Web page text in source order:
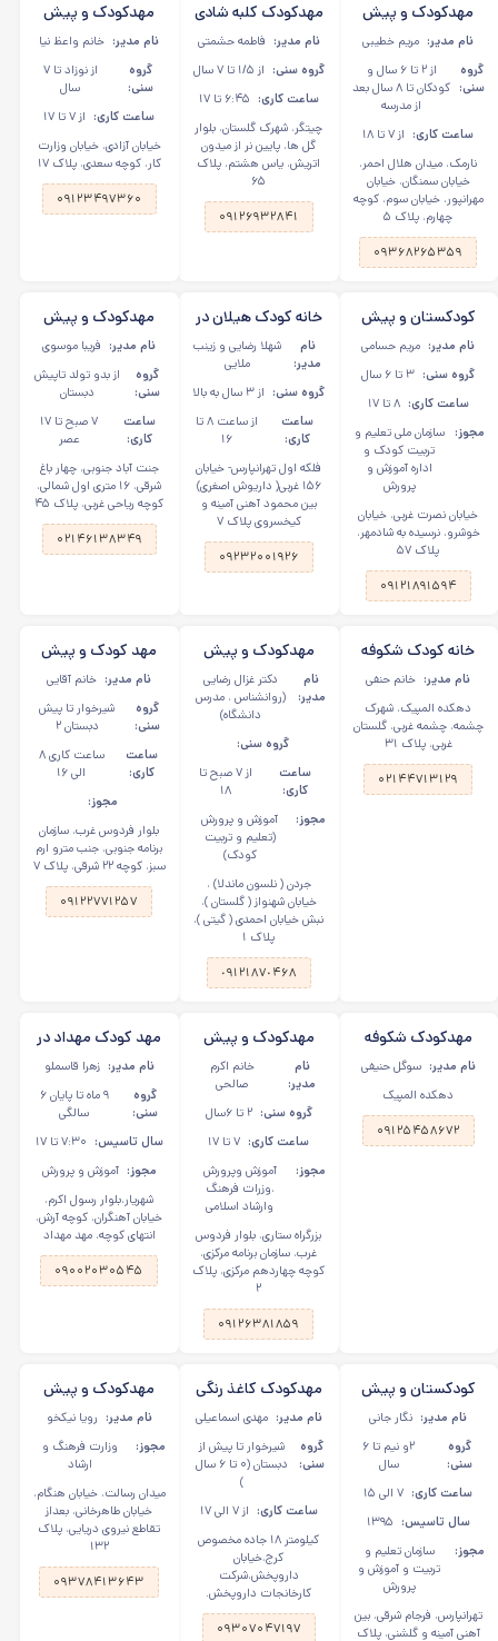
مهدکودک و پیش
دبستانی طوطک در
نارمک
نام مدیر: مریم خطیبی
گروه
سنی:
از ۲ تا ۶ سال و
کودکان تا ۸ سال بعد
از مدرسه
ساعت کاری: از ۷ تا ۱۸
نارمک، میدان هلال احمر،
خیابان سمنگان، خیابان
مهرانپور، خیابان سوم، کوچه
چهارم، پلاک ۵
۰۹۳۶۸۲۶۵۳۵۹
مهدکودک کلبه شادی
در گلستان، میدان
اتریش
نام مدیر: فاطمه حشمتی
گروه سنی: از ۱/۵ تا ۷ سال
ساعت کاری: ۶:۴۵ تا ۱۷
چیتگر، شهرک گلستان، بلوار
گل ها، پایین نر از میدون
اتریش، یاس هشتم، پلاک
۶۵
۰۹۱۲۶۹۳۲۸۴۱
مهدکودک و پیش
دبستانی نیک مهر در
نام مدیر: خانم واعظ نیا
گروه
سنی:
از نوزاد تا ۷
سال
ساعت کاری: از ۷ تا ۱۷
خیابان آزادی، خیابان وزارت
کار، کوچه سعدی، پلاک ۱۷
۰۹۱۲۳۴۹۷۳۶۰
کودکستان و پیش
دبستانی مهر ایران در
ستارخان، میدان
توحید
نام مدیر: مریم حسامی
گروه سنی: ۳ تا ۶ سال
ساعت کاری: ۸ تا ۱۷
مجوز:
سازمان ملی تعلیم و
تربیت کودک و
اداره آموزش و
پرورش
خیابان نصرت غربی، خیابان
خوشرو، نرسیده به شادمهر،
پلاک ۵۷
۰۹۱۲۱۸۹۱۵۹۴
خانه کودک هیلان در
تهرانپارس
نام
مدیر:
شهلا رضایی و زینب
ملایی
گروه سنی: از ۳ سال به بالا
ساعت
کاری:
از ساعت ۸ تا
۱۶
فلکه اول تهرانپارس- خیابان
۱۵۶ غربی( داریوش اصغری)
بین محمود آهنی آمینه و‌
کیخسروی پلاک ۷
۰۹۲۳۲۰۰۱۹۲۶
مهدکودک و پیش
دبستانی مهر سپهر در
نام مدیر: فریبا موسوی
گروه
سنی:
از بدو تولد تاپیش
دبستان
ساعت
کاری:
۷ صبح تا ۱۷
عصر
جنت آباد جنوبی، چهار باغ
شرقی، ۱۶ متری اول شمالی،
کوچه ریاحی غربی، پلاک ۴۵
۰۲۱۴۶۱۳۸۳۴۹
خانه کودک شکوفه
سیب در دهکده
المپیک
نام مدیر: خانم حنفی
دهکده المپیک، شهرک
چشمه، چشمه غربی، گلستان
غربی، پلاک ۳۱
۰۲۱۴۴۷۱۳۱۲۹
مهدکودک و پیش
دبستانی گلهای غزال
در جردن
نام
مدیر:
دکتر غزال رضایی
(روانشناس ، مدرس
دانشگاه)
گروه سنی:
ساعت
کاری:
از ٧ صبح تا
١٨
مجوز:
آموزش و پرورش
(تعلیم و تربیت
کودک)
جردن ( نلسون ماندلا) ،
خیابان شهنواز ( گلستان )،
نبش خیابان احمدی ( گیتی )،
پلاک ١
٠٩١٢١٨٧٠۴۶٨
مهد کودک و پیش
دبستانی امین در
بلوار فردوس، سازمان
برنامه
نام مدیر: خانم آقایی
گروه
سنی:
شیرخوار تا پیش
دبستان ۲
ساعت
کاری:
ساعت کاری ۸
الی ۱۶
مجوز:
بلوار فردوس غرب، سازمان
برنامه جنوبی، جنب مترو ارم
سبز، کوچه ۲۲ شرقی، پلاک ۷
۰۹۱۲۲۷۷۱۲۵۷
مهدکودک شکوفه
سیب در زیبادشت،
دهکده المپیک
نام مدیر: سوگل حنیفی
دهکده المپیک
۰۹۱۲۵۴۵۸۶۷۲
مهدکودک و پیش
دبستانی لیلیوم در
جنت آباد
نام
مدیر:
خانم اکرم
صالحی
گروه سنی: ۲ تا ۶سال
ساعت کاری: ۷ تا ۱۷
مجوز:
آموزش وپرورش
،وزرات فرهنگ
وارشاد اسلامی
بزرگراه ستاری، بلوار فردوس
غرب، سازمان برنامه مرکزی،
کوچه چهاردهم مرکزی، پلاک
۲
۰۹۱۲۶۳۸۱۸۵۹
مهد کودک مهداد در
شهریارنام مدیر: زهرا قاسملو
گروه
سنی:
۹ ماه تا پایان ۶
سالگی
سال تاسیس: ۷:۳۰ تا ۱۷
مجوز: آموزش و پرورش
شهریار،بلوار رسول اکرم،
خیابان آهنگران، کوچه آرش،
انتهای کوچه، مهد مهداد
۰۹۰۰۲۰۳۰۵۴۵
کودکستان و پیش
دبستان سفیران
پردیس در تهرانپارس
نام مدیر: نگار جانی
گروه
سنی:
۲و نیم تا ۶
سال
ساعت کاری: ۷ الی ۱۵
سال تاسیس: ۱۳۹۵
مجوز:
سازمان تعلیم و
تربیت و آموزش و
پرورش
تهرانپارس، فرجام شرقی، بین
آهنی آمینه و گلشنی، پلاک
مهدکودک کاغذ رنگی
در منطقه ۲۲ - ایران
نام مدیر: مهدی اسماعیلی
گروه
سنی:
شیرخوار تا پیش از
دبستان (۰ تا ۶ سال
)
ساعت کاری: از ۷ الی ۱۷
کیلومتر ۱۸ جاده مخصوص
کرج،خیابان
داروپخش،شرکت
کارخانجات داروپخش.
۰۹۳۰۷۰۴۷۱۹۷
مهدکودک و پیش
دبستانی کوچولوی ناز
در رسالت
نام مدیر: رویا نیکخو
مجوز:
وزارت فرهنگ و
ارشاد
میدان رسالت، خیابان هنگام،
خیابان طاهرخانی، بعداز
تقاطع نیروی دریایی، پلاک
۱۳۲
۰۹۳۷۸۴۱۳۶۴۳